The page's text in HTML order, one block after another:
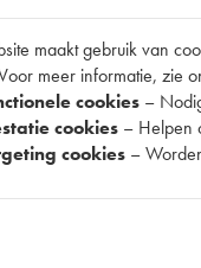
OE Citroën
Codes
maakt gebruik van
meer informatie, zie
cookies –
cookies – Helpen
cookies –